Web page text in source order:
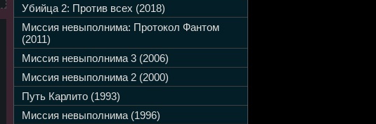
Убийца 2: Против всех (2018)
Миссия невыполнима: Протокол Фантом
(2011)
Миссия невыполнима 3 (2006)
Миссия невыполнима 2 (2000)
Путь Карлито (1993)
Миссия невыполнима (1996)